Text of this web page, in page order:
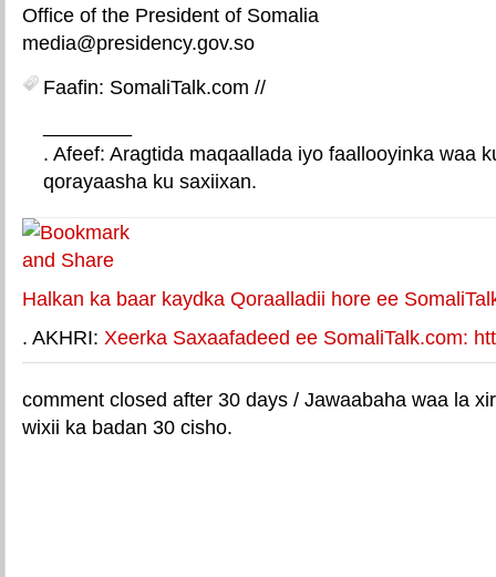
Office of the President of Somalia
media@presidency.gov.so
Faafin: SomaliTalk.com //
. Afeef: Aragtida maqaallada iyo faallooyinka waa
qorayaasha ku saxiixan.
Halkan ka baar kaydka Qoraalladii hore ee
. AKHRI: Xeerka Saxaafadeed ee SomaliTalk.com:
comment closed after 30 days / Jawaabaha waa la
wixii ka badan 30 cisho.